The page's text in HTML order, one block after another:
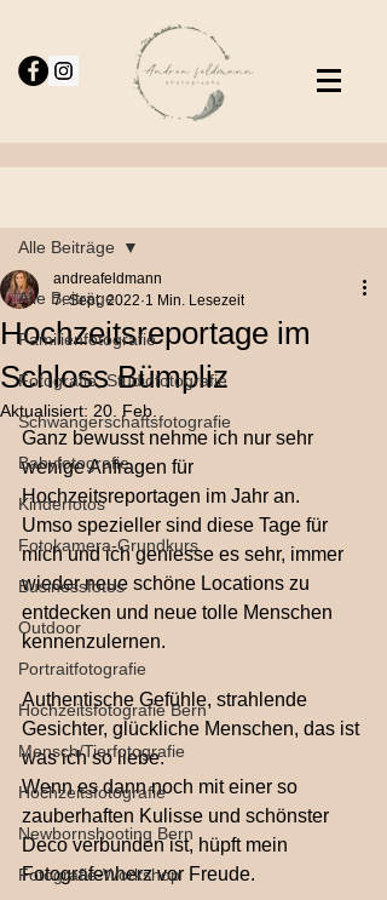
Alle Beiträge
Familienfotografie
Fotografie, Studiofotografie
Schwangerschaftsfotografie
Babyfotografie,
Kinderfotos
Fotokamera-Grundkurs
Businessfotos
Outdoor
Portraitfotografie
Hochzeitsfotografie Bern
Mensch/Tierfotografie
Hochzeitsfotografie
Newbornshooting Bern
Fotografie-Workshop
Alle Beiträge
Hochzeitsreportage im
Schloss Bümpliz
andreafeldmann
7. Sept. 2022 1 Min. Lesezeit
Aktualisiert: 20. Feb.
Ganz bewusst nehme ich nur sehr
wenige Anfragen für
Hochzeitsreportagen im Jahr an.
Umso spezieller sind diese Tage für
mich und ich geniesse es sehr, immer
wieder neue schöne Locations zu
entdecken und neue tolle Menschen
kennenzulernen.
Authentische Gefühle, strahlende
Gesichter, glückliche Menschen, das ist
was ich so liebe.
Wenn es dann noch mit einer so
zauberhaften Kulisse und schönster
Deco verbunden ist, hüpft mein
Fotografenherz vor Freude.